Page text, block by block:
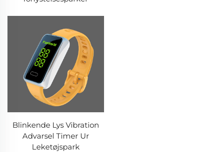
Blinkende Lys Vibration
Advarsel Timer Ur
Leketøjspark